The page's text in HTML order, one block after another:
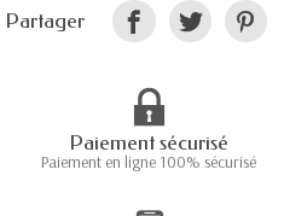
Partager
Paiement sécurisé
Paiement en ligne 100% sécurisé